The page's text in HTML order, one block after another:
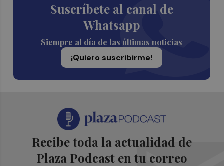
Suscríbete al canal de
Whatsapp
Siempre al día de las últimas noticias
¡Quiero suscribirme!
Recibe toda la actualidad de
Plaza Podcast en tu correo